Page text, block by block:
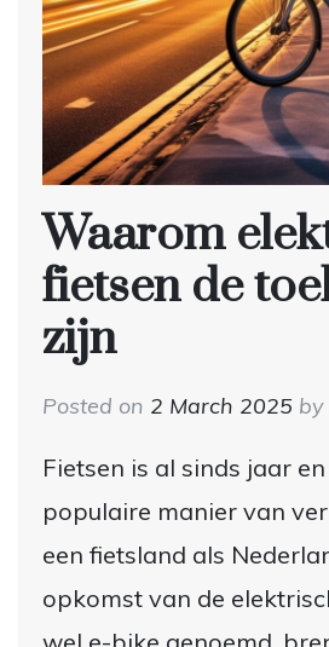
Waarom
fietsen de
zijn
Posted on 2 March 2025 by
Fietsen is al sinds jaar
populaire manier van
een fietsland als
opkomst van de